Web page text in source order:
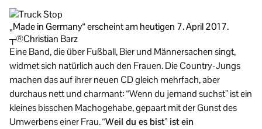
„Made in Germany“ erscheint am heutigen 7. April 2017.
┬®Christian Barz
Eine Band, die über Fußball, Bier und Männersachen singt,
widmet sich natürlich auch den Frauen. Die Country-Jungs
machen das auf ihrer neuen CD gleich mehrfach, aber
durchaus nett und charmant: “Wenn du jemand suchst” ist ein
kleines bisschen Machogehabe, gepaart mit der Gunst des
Umwerbens einer Frau.“Weil du es bist” ist ein